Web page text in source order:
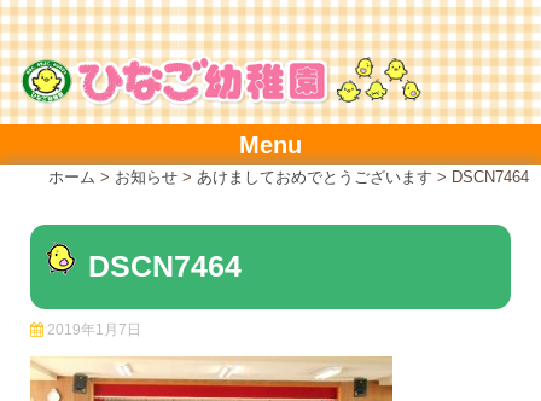
Skip
to
content
Menu
ホーム > お知らせ > あけましておめでとうございます > DSCN7464
DSCN7464
2019年1月7日